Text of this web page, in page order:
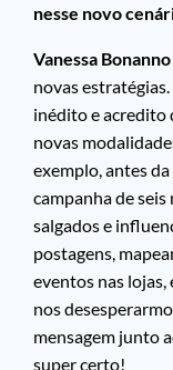
nesse novo
Vanessa Bonanno
novas
inédito e acredito
novas
exemplo, antes
campanha de
salgados e
postagens,
eventos nas lojas,
nos
mensagem junto
super certo!